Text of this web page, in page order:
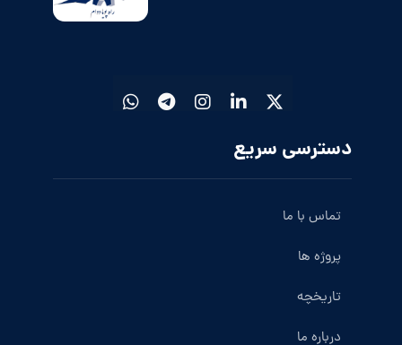
دسترسی سریع
تماس با ما
پروژه ها
تاریخچه
درباره ما